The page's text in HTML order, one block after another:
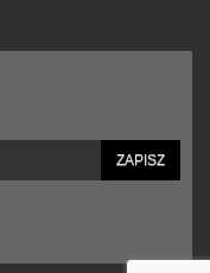
ZAPISZ